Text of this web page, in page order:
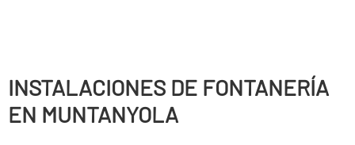
INSTALACIONES DE FONTANERÍ­A
EN MUNTANYOLA